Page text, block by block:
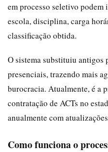
em processo seletivo podem
escola, disciplina, carga
classificação obtida.
O sistema substituiu antigos
presenciais, trazendo mais
burocracia. Atualmente, é a
contratação de ACTs no
anualmente com
Como funciona o